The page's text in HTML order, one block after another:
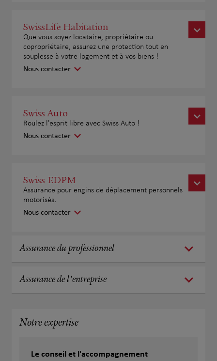
SwissLife Habitation
Que vous soyez locataire, propriétaire ou
copropriétaire, assurez une protection tout en
souplesse à votre logement et à vos biens !
Nous contacter
Swiss Auto
Roulez l'esprit libre avec Swiss Auto !
Nous contacter
Swiss EDPM
Assurance pour engins de déplacement personnels
motorisés.
Nous contacter
Assurance du professionnel
Assurance de l'entreprise
Notre expertise
Le conseil et l'accompagnement